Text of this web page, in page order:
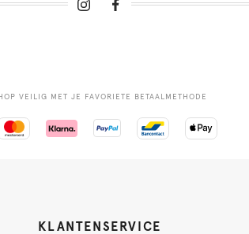
VEILIG MET JE FAVORIETE BETAALMETHODE
KLANTENSERVICE